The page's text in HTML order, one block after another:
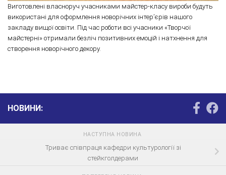
Виготовлені власноруч учасниками майстер-класу вироби будуть
використані для оформлення новорічних інтер’єрів нашого
закладу вищої освіти. Під час роботи всі учасники «Творчої
майстерні» отримали безліч позитивних емоцій і натхнення для
створення новорічного декору.
НОВИНИ:
НАСТУПНА НОВИНА
Триває співпраця кафедри культурології зі
стейкголдерами